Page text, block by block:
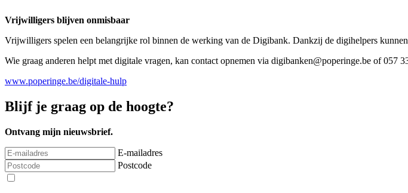
Vrijwilligers blijven onmisbaar
Vrijwilligers spelen een belangrijke rol binnen de werking van de Digibank. Dankzij de digihelpers
Wie graag anderen helpt met digitale vragen, kan contact opnemen via digibanken@poperinge.be of 057
www.poperinge.be/digitale-hulp
Blijf je graag op de hoogte?
Ontvang mijn nieuwsbrief.
E-mailadres
Postcode